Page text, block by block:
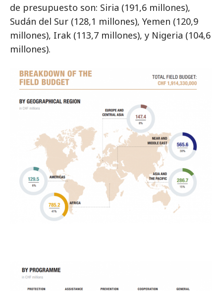
de presupuesto son: Siria (191,6 millones),
Sudán del Sur (128,1 millones), Yemen (120,9
millones), Irak (113,7 millones), y Nigeria (104,6
millones).